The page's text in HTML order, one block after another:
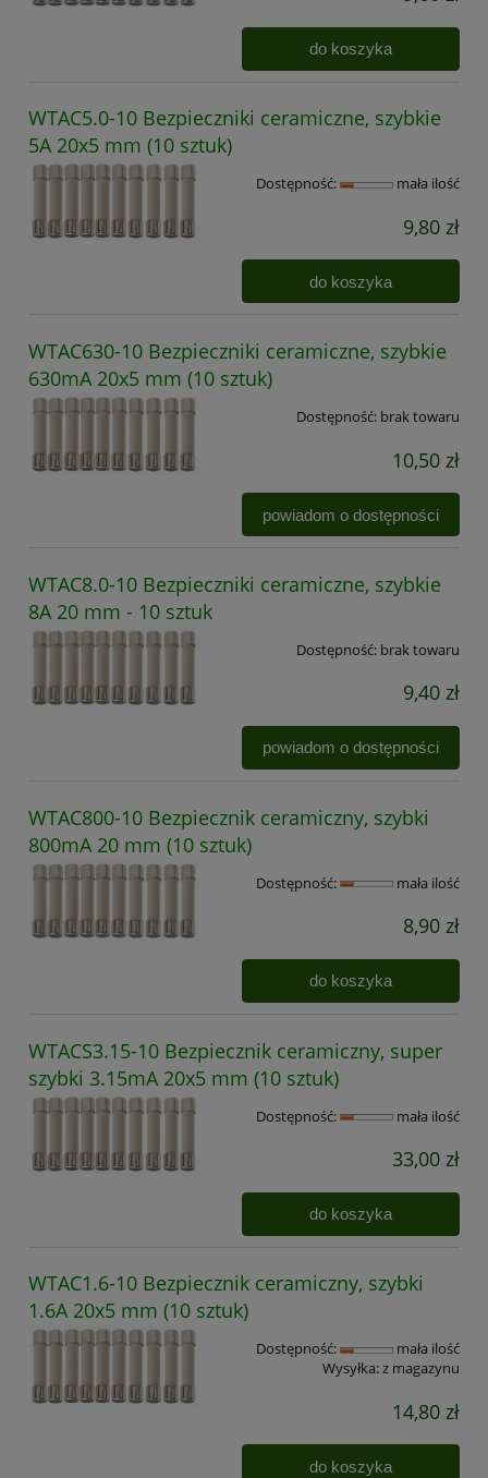
do koszyka
WTAC5.0-10 Bezpieczniki ceramiczne, szybkie
5A 20x5 mm (10 sztuk)
Dostępność: mała ilość
9,80 zł
do koszyka
WTAC630-10 Bezpieczniki ceramiczne, szybkie
630mA 20x5 mm (10 sztuk)
Dostępność: brak towaru
10,50 zł
powiadom o dostępności
WTAC8.0-10 Bezpieczniki ceramiczne, szybkie
8A 20 mm - 10 sztuk
Dostępność: brak towaru
9,40 zł
powiadom o dostępności
WTAC800-10 Bezpiecznik ceramiczny, szybki
800mA 20 mm (10 sztuk)
Dostępność: mała ilość
8,90 zł
do koszyka
WTACS3.15-10 Bezpiecznik ceramiczny, super
szybki 3.15mA 20x5 mm (10 sztuk)
Dostępność: mała ilość
33,00 zł
do koszyka
WTAC1.6-10 Bezpiecznik ceramiczny, szybki
1.6A 20x5 mm (10 sztuk)
Dostępność:
mała ilość
Wysyłka:z magazynu
14,80 zł
do koszyka